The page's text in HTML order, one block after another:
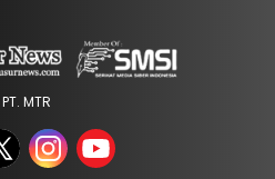
PT. MTR